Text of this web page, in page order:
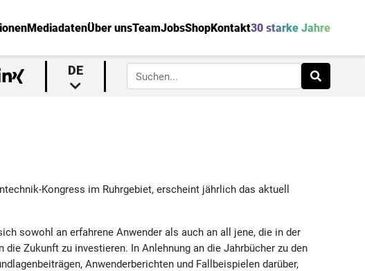
MediadatenÜber unsTeamJobsShopKontakt30 starke Jahre
DE
Kongress im Ruhrgebiet, erscheint jährlich das aktuell
sowohl an erfahrene Anwender als auch an all jene, die in der
Zukunft zu investieren. In Anlehnung an die Jahrbücher zu den
Anwenderberichten und Fallbeispielen darüber,